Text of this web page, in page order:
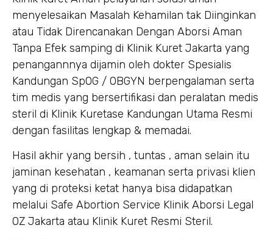
menyelesaikan Masalah Kehamilan tak Diinginkan
atau Tidak Direncanakan Dengan Aborsi Aman
Tanpa Efek samping di Klinik Kuret Jakarta yang
penangannnya dijamin oleh dokter Spesialis
Kandungan SpOG / OBGYN berpengalaman serta
tim medis yang bersertifikasi dan peralatan medis
steril di Klinik Kuretase Kandungan Utama Resmi
dengan fasilitas lengkap & memadai.
Hasil akhir yang bersih , tuntas , aman selain itu
jaminan kesehatan , keamanan serta privasi klien
yang di proteksi ketat hanya bisa didapatkan
melalui Safe Abortion Service Klinik Aborsi Legal
OZ Jakarta atau Klinik Kuret Resmi Steril.